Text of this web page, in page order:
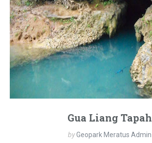
Gua Liang Tapah
byGeopark Meratus Admin